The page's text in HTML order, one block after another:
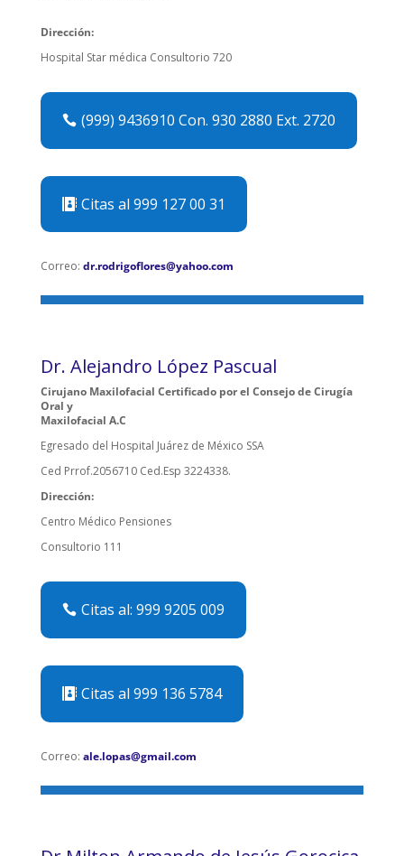
Dirección:
Hospital Star médica Consultorio 720
(999) 9436910 Con. 930 2880 Ext. 2720
Citas al 999 127 00 31
Correo: dr.rodrigoflores@yahoo.com
Dr. Alejandro López Pascual
Cirujano Maxilofacial Certificado por el Consejo de Cirugía
Oral y
Maxilofacial A.C
Egresado del Hospital Juárez de México SSA
Ced Prrof.2056710 Ced.Esp 3224338.
Dirección:
Centro Médico Pensiones
Consultorio 111
Citas al: 999 9205 009
Citas al 999 136 5784
Correo: ale.lopas@gmail.com